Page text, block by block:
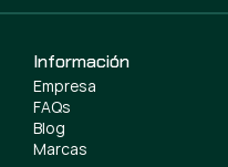
Información
Empresa
FAQs
Blog
Marcas